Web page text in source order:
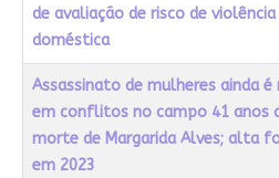
de avaliação de risco de violência
doméstica
Assassinato de mulheres ainda é
em conflitos no campo 41 anos
morte de Margarida Alves; alta
em 2023